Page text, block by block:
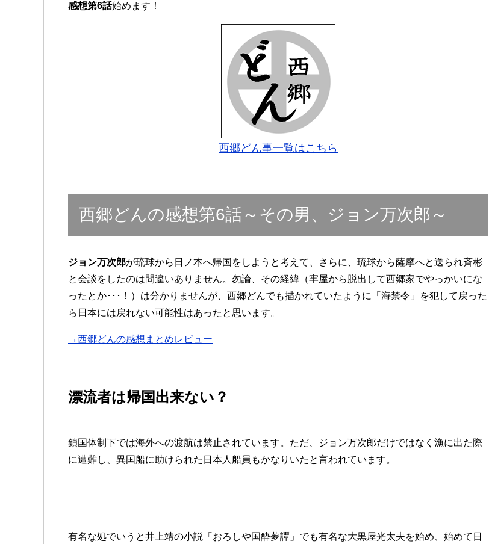
感想第6話始めます！
西郷どん事一覧はこちら
西郷どんの感想第6話～その男、ジョン万次郎～
ジョン万次郎が琉球から日ノ本へ帰国をしようと考えて、さらに、琉球から薩摩へと送られ斉彬
と会談をしたのは間違いありません。勿論、その経緯（牢屋から脱出して西郷家でやっかいにな
ったとか･･･！）は分かりませんが、西郷どんでも描かれていたように「海禁令」を犯して戻った
ら日本には戻れない可能性はあったと思います。
→西郷どんの感想まとめレビュー
漂流者は帰国出来ない？
鎖国体制下では海外への渡航は禁止されています。ただ、ジョン万次郎だけではなく漁に出た際
に遭難し、異国船に助けられた日本人船員もかなりいたと言われています。
有名な処でいうと井上靖の小説「おろしや国酔夢譚」でも有名な大黒屋光太夫を始め、始めて日